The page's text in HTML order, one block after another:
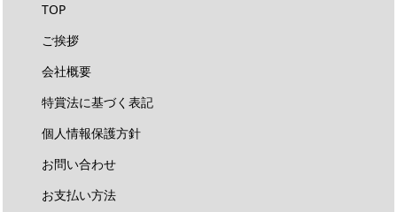
TOP
ご挨拶
会社概要
特賞法に基づく表記
個人情報保護方針
お問い合わせ
お支払い方法